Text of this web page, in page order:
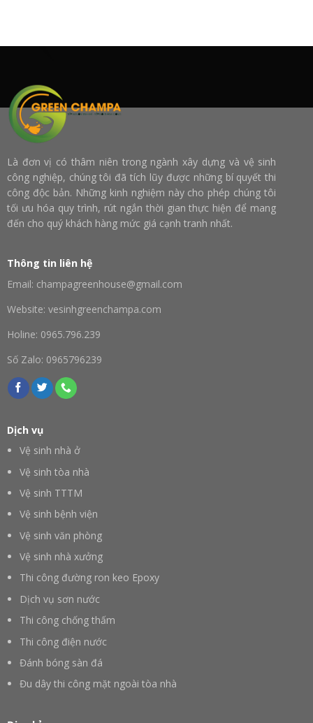
Là đơn vị có thâm niên trong ngành xây dựng và vệ sinh
công nghiệp, chúng tôi đã tích lũy được những bí quyết thi
công độc bản. Những kinh nghiệm này cho phép chúng tôi
tối ưu hóa quy trình, rút ngắn thời gian thực hiện để mang
đến cho quý khách hàng mức giá cạnh tranh nhất.
Thông tin liên hệ
Email: champagreenhouse@gmail.com
Website: vesinhgreenchampa.com
Holine: 0965.796.239
Số Zalo: 0965796239
Dịch vụ
Vệ sinh nhà ở
Vệ sinh tòa nhà
Vệ sinh TTTM
Vệ sinh bệnh viện
Vệ sinh văn phòng
Vệ sinh nhà xưởng
Thi công đường ron keo Epoxy
Dịch vụ sơn nước
Thi công chống thấm
Thi công điện nước
Đánh bóng sàn đá
Đu dây thi công mặt ngoài tòa nhà